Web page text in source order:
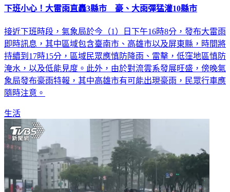
下班小心！大雷雨直轟3縣市 豪、大雨彈猛灌10縣市
接近下班時段，氣象局於今（1）日下午16時8分，發布大雷雨
即時訊息，其中區域包含臺南市、高雄市以及屏東縣，時間將
持續到17時15分，區域民眾應慎防降雨、雷擊，低窪地區慎防
淹水，以及低能見度。此外，由於對流雲系發展旺盛，傍晚氣
象局發布豪雨特報，其中高雄市有可能出現豪雨，民眾行車應
隨時注意。
生活